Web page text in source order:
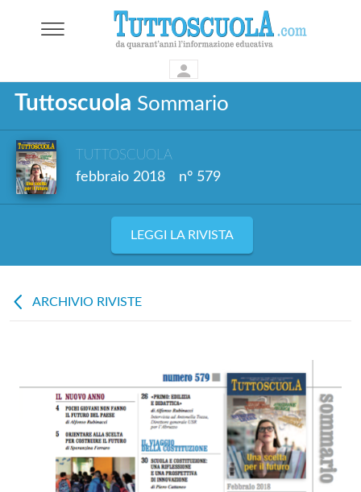
Tuttoscuola Sommario
TUTTOSCUOLA
febbraio 2018 n° 579
LEGGI LA RIVISTA
ARCHIVIO RIVISTE